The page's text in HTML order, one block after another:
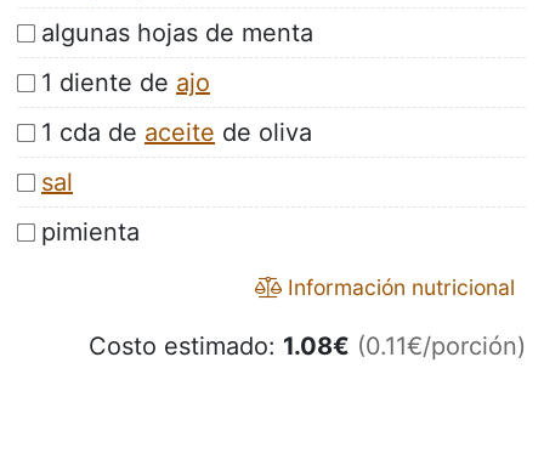
algunas hojas de menta
1 diente de ajo
1 cda de aceite de oliva
sal
pimienta
Información nutricional
Costo estimado: 1.08€ (0.11€/porción)